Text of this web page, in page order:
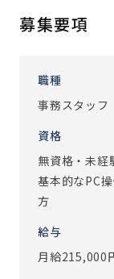
・9:00 事務所清
・9:15 業務日誌
握）
・12:00 来客対
意もあります♪）
・14:00 介護請
・16:00 小口入
対応）
・18:00 退勤（
募集要項
職種
事務スタッフ
資格
無資格・未
基本的なPC
方
給与
月給215,000